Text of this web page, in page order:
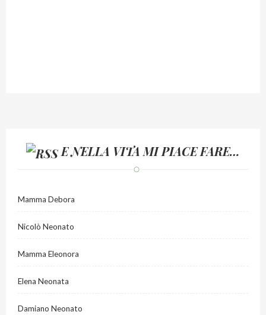
E NELLA VITA MI PIACE FARE…
Mamma Debora
Nicolò Neonato
Mamma Eleonora
Elena Neonata
Damiano Neonato